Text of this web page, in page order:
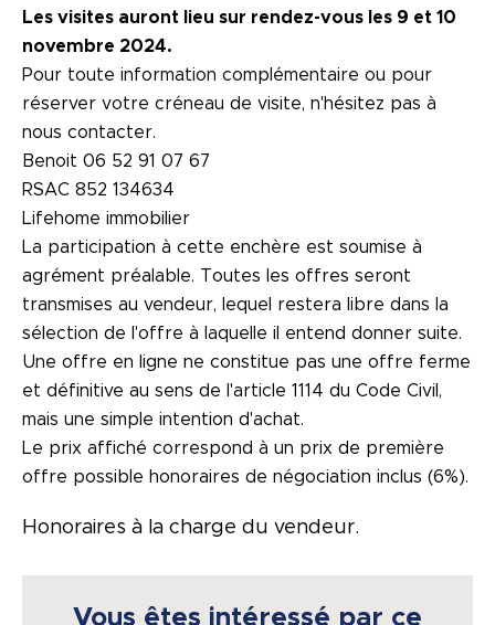
Les visites auront lieu sur rendez-vous les 9 et 10
novembre 2024.
Pour toute information complémentaire ou pour
réserver votre créneau de visite, n'hésitez pas à
nous contacter.
Benoit 06 52 91 07 67
RSAC 852 134634
Lifehome immobilier
La participation à cette enchère est soumise à
agrément préalable. Toutes les offres seront
transmises au vendeur, lequel restera libre dans la
sélection de l'offre à laquelle il entend donner suite.
Une offre en ligne ne constitue pas une offre ferme
et définitive au sens de l'article 1114 du Code Civil,
mais une simple intention d'achat.
Le prix affiché correspond à un prix de première
offre possible honoraires de négociation inclus (6%).
Honoraires à la charge du vendeur.
Vous êtes intéressé par ce